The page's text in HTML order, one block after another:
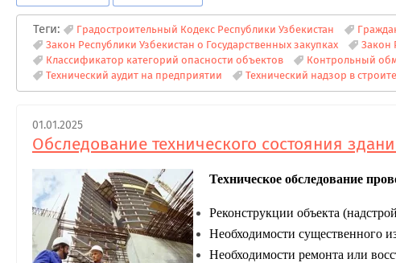
Теги: Градостроительный Кодекс Республики Узбекистан
Закон Республики Узбекистан о Государственных закупках
Закон
Классификатор категорий опасности объектов
Контрольный
Технический аудит на предприятии
Технический надзор в
01.01.2025
Обследование технического состояния
Техническое обследование
Реконструкции объекта
Необходимости существенного
Необходимости ремонта или